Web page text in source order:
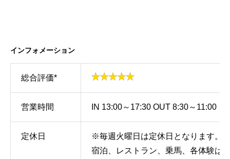
インフォメーション
総合評価*
営業時間 IN 13:00～17:30 OUT 8:30～11:00
定休日
※毎週火曜日は定休日となります。
宿泊、レストラン、乗馬、各体験は